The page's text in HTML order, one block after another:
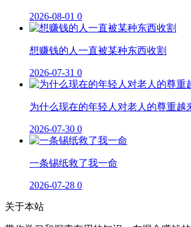
2026-08-01 0
想赚钱的人一直被某种东西收割
2026-07-31 0
为什么现在的年轻人对老人的尊重越
2026-07-30 0
一条锡纸救了我一命
2026-07-28 0
关于本站